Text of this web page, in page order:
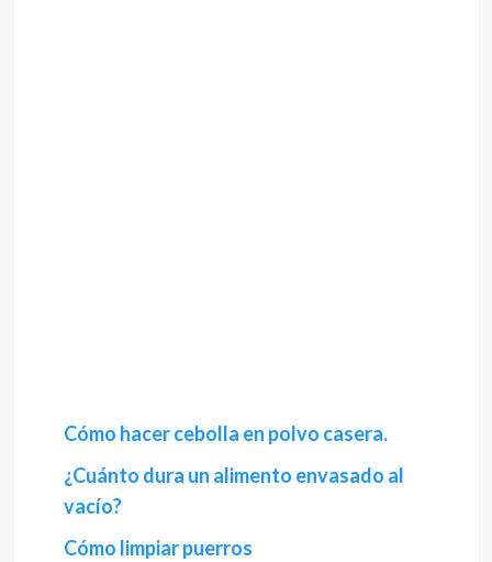
Cómo hacer cebolla en polvo casera.
¿Cuánto dura un alimento envasado al
vacío?
Cómo limpiar puerros